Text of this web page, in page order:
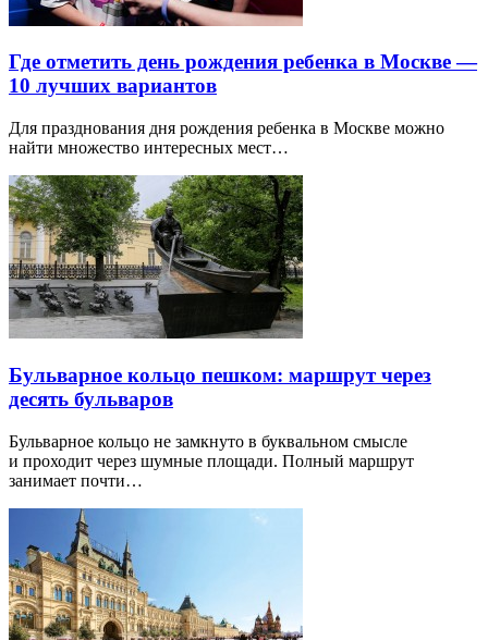
Где отметить день рождения ребенка в Москве —
10 лучших вариантов
Для празднования дня рождения ребенка в Москве можно
найти множество интересных мест…
Бульварное кольцо пешком: маршрут через
десять бульваров
Бульварное кольцо не замкнуто в буквальном смысле
и проходит через шумные площади. Полный маршрут
занимает почти…